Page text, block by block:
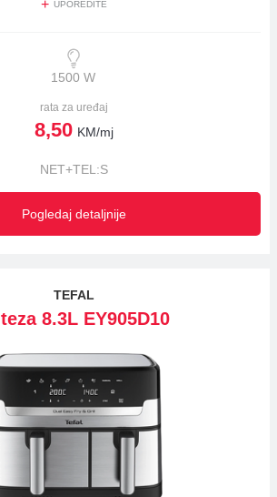
+ UPOREDITE
1500 W
rata za uređaj
8,50 KM/mj
NET+TEL:S
Pogledaj detaljnije
TEFAL
8.3L EY905D10